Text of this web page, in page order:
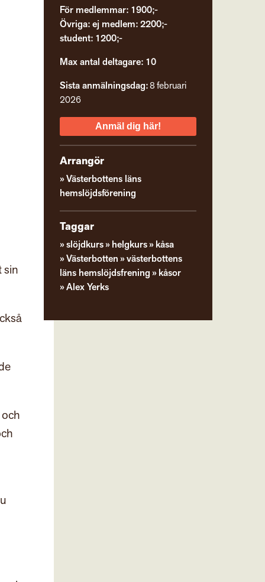
sin
För medlemmar: 1900;-
Övriga: ej medlem: 2200;-
student: 1200;-
Max antal deltagare: 10
Sista anmälningsdag:8 februari
2026
Anmäl dig här!
Arrangör
Västerbottens läns
hemslöjdsförening
Taggar
slöjdkurs helgkurs
kåsa
Västerbotten
västerbottens
läns hemslöjdsfrening
kåsor
Alex Yerks